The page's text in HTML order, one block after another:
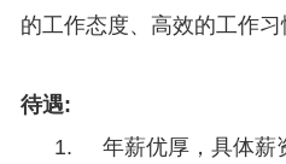
的工作态度、高效的工作
待遇:
1.
年薪优厚，具体薪